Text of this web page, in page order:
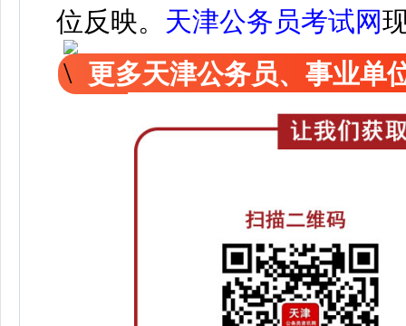
位反映。 天津公务员考试网
更多天津公务员、事业单